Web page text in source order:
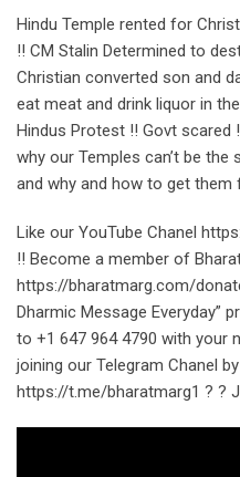
Hindu Temple rented for
!! CM Stalin Determined to
Christian converted son and
eat meat and drink liquor in
Hindus Protest !! Govt scared
why our Temples can’t be
and why and how to get them
Like our YouTube Chanel
!! Become a member of
https://bharatmarg.com/
Dharmic Message Everyday”
to +1 647 964 4790 with your
joining our Telegram Chanel
https://t.me/bharatmarg1 ? ?